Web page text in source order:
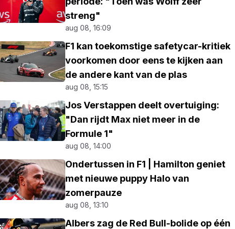
streng"
aug 08, 16:09
F1 kan toekomstige safetycar-kritiek
voorkomen door eens te kijken aan
de andere kant van de plas
aug 08, 15:15
Jos Verstappen deelt overtuiging:
"Dan rijdt Max niet meer in de
Formule 1"
aug 08, 14:00
Ondertussen in F1 | Hamilton geniet
met nieuwe puppy Halo van
zomerpauze
aug 08, 13:10
Albers zag de Red Bull-bolide op één